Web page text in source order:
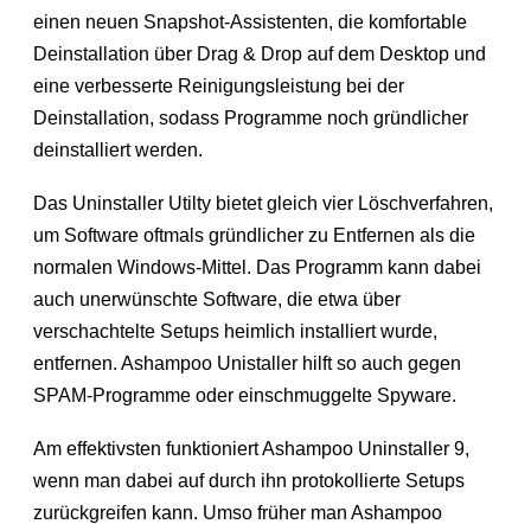
einen neuen Snapshot-Assistenten, die komfortable
Deinstallation über Drag & Drop auf dem Desktop und
eine verbesserte Reinigungsleistung bei der
Deinstallation, sodass Programme noch gründlicher
deinstalliert werden.
Das Uninstaller Utilty bietet gleich vier Löschverfahren,
um Software oftmals gründlicher zu Entfernen als die
normalen Windows-Mittel. Das Programm kann dabei
auch unerwünschte Software, die etwa über
verschachtelte Setups heimlich installiert wurde,
entfernen. Ashampoo Unistaller hilft so auch gegen
SPAM-Programme oder einschmuggelte Spyware.
Am effektivsten funktioniert Ashampoo Uninstaller 9,
wenn man dabei auf durch ihn protokollierte Setups
zurückgreifen kann. Umso früher man Ashampoo